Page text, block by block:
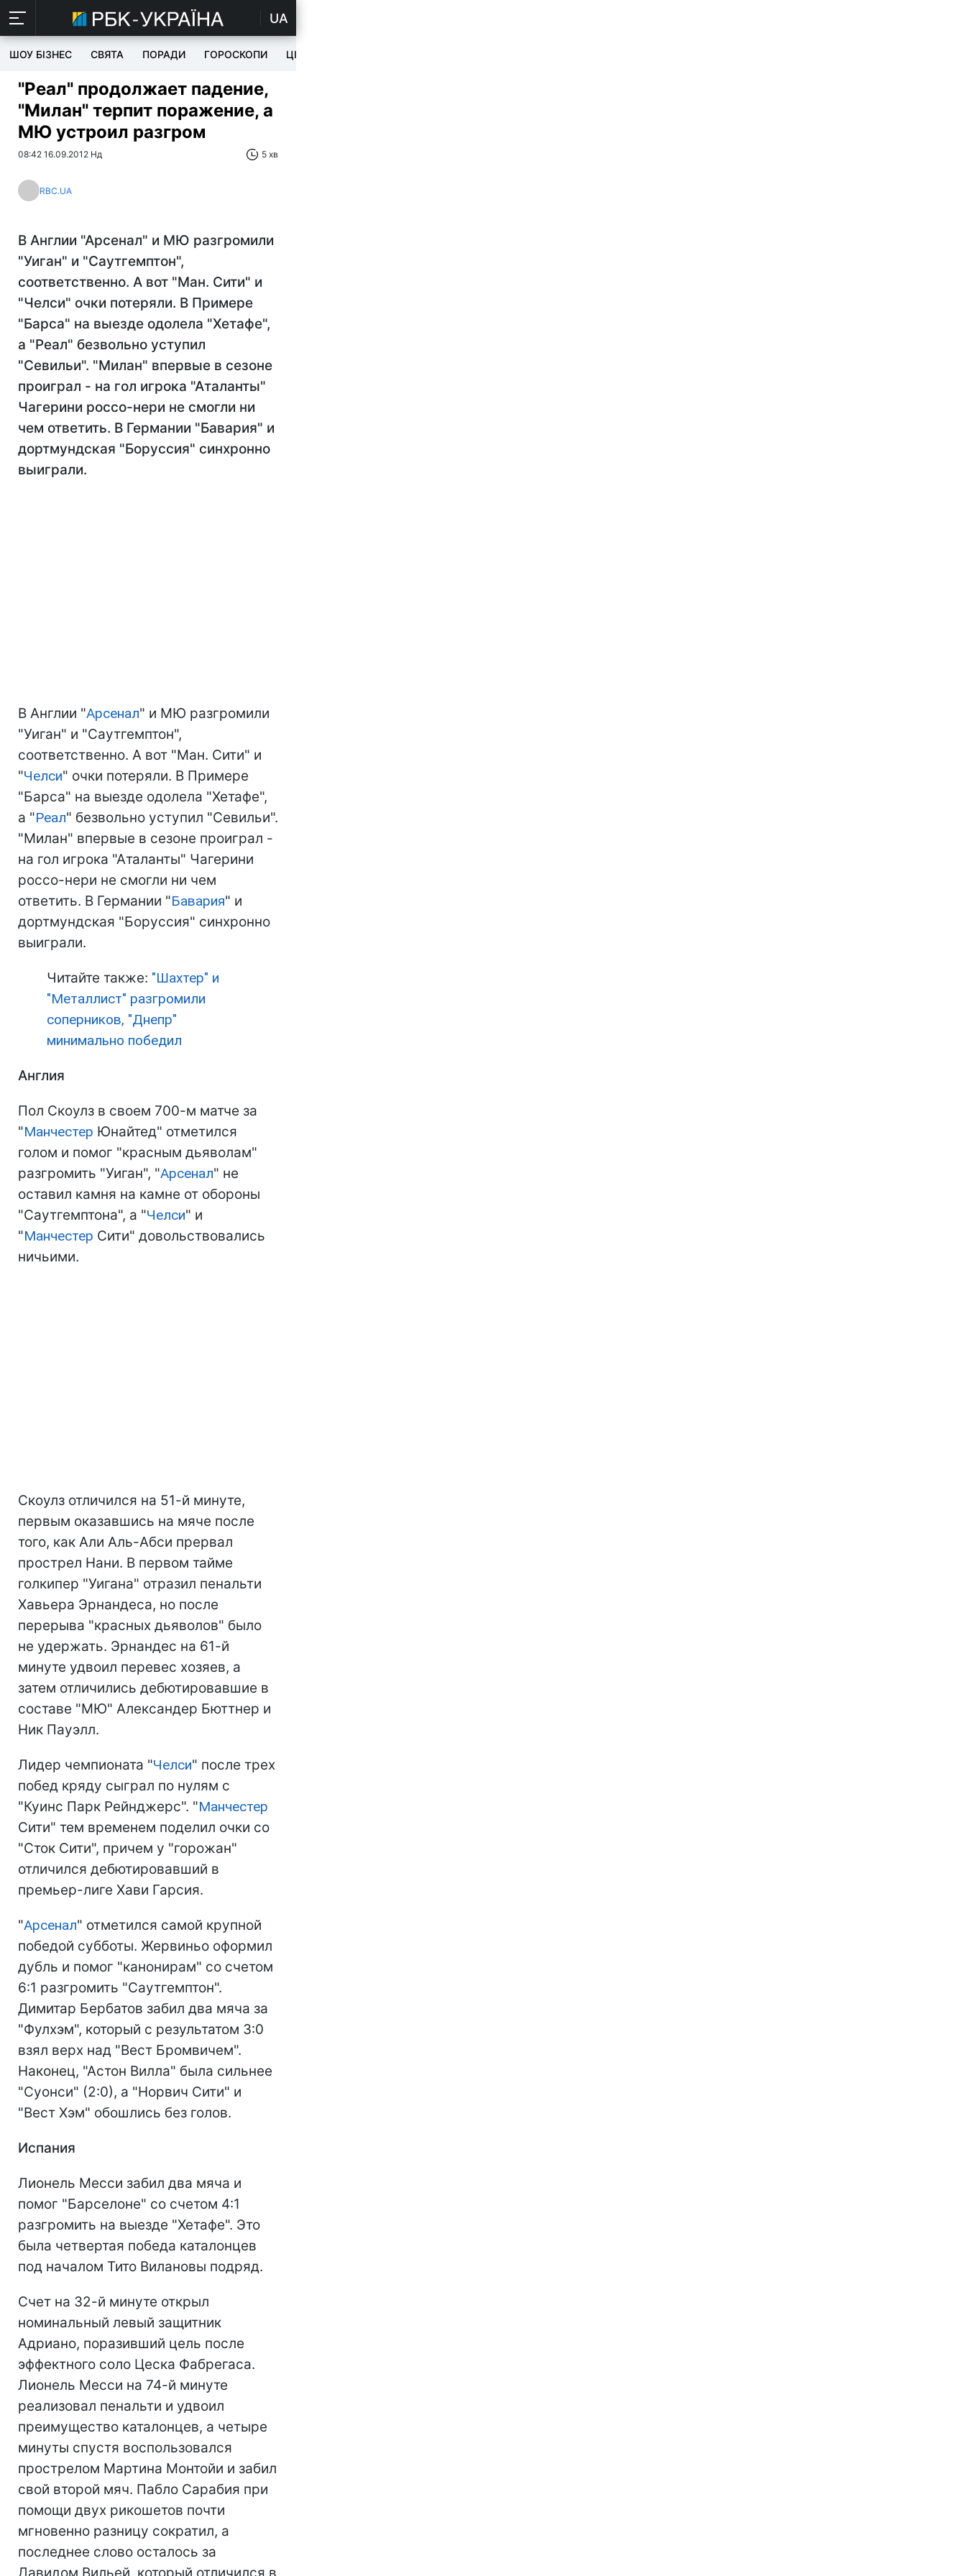
UA
ШОУ БІЗНЕС СВЯТА ПОРАДИ ГОРОСКОПИ ЦІКАВЕ
"Реал" продолжает падение,
"Милан" терпит поражение, а
МЮ устроил разгром
08:42 16.09.2012 Нд 5 хв
RBC.UA
В Англии "Арсенал" и МЮ разгромили
"Уиган" и "Саутгемптон",
соответственно. А вот "Ман. Сити" и
"Челси" очки потеряли. В Примере
"Барса" на выезде одолела "Хетафе",
а "Реал" безвольно уступил
"Севильи". "Милан" впервые в сезоне
проиграл - на гол игрока "Аталанты"
Чагерини россо-нери не смогли ни
чем ответить. В Германии "Бавария" и
дортмундская "Боруссия" синхронно
выиграли.
В Англии "Арсенал" и МЮ разгромили
"Уиган" и "Саутгемптон",
соответственно. А вот "Ман. Сити" и
"Челси" очки потеряли. В Примере
"Барса" на выезде одолела "Хетафе",
а "Реал" безвольно уступил "Севильи".
"Милан" впервые в сезоне проиграл -
на гол игрока "Аталанты" Чагерини
россо-нери не смогли ни чем
ответить. В Германии "Бавария" и
дортмундская "Боруссия" синхронно
выиграли.
Читайте также: "Шахтер" и
"Металлист" разгромили
соперников, "Днепр"
минимально победил
Англия
Пол Скоулз в своем 700-м матче за
"Манчестер Юнайтед" отметился
голом и помог "красным дьяволам"
разгромить "Уиган", "Арсенал" не
оставил камня на камне от обороны
"Саутгемптона", а "Челси" и
"Манчестер Сити" довольствовались
ничьими.
Скоулз отличился на 51-й минуте,
первым оказавшись на мяче после
того, как Али Аль-Абси прервал
прострел Нани. В первом тайме
голкипер "Уигана" отразил пенальти
Хавьера Эрнандеса, но после
перерыва "красных дьяволов" было
не удержать. Эрнандес на 61-й
минуте удвоил перевес хозяев, а
затем отличились дебютировавшие в
составе "МЮ" Александер Бюттнер и
Ник Пауэлл.
Лидер чемпионата "Челси" после трех
побед кряду сыграл по нулям с
"Куинс Парк Рейнджерс". "Манчестер
Сити" тем временем поделил очки со
"Сток Сити", причем у "горожан"
отличился дебютировавший в
премьер-лиге Хави Гарсия.
"Арсенал" отметился самой крупной
победой субботы. Жервиньо оформил
дубль и помог "канонирам" со счетом
6:1 разгромить "Саутгемптон".
Димитар Бербатов забил два мяча за
"Фулхэм", который с результатом 3:0
взял верх над "Вест Бромвичем".
Наконец, "Астон Вилла" была сильнее
"Суонси" (2:0), а "Норвич Сити" и
"Вест Хэм" обошлись без голов.
Испания
Лионель Месси забил два мяча и
помог "Барселоне" со счетом 4:1
разгромить на выезде "Хетафе". Это
была четвертая победа каталонцев
под началом Тито Вилановы подряд.
Счет на 32-й минуте открыл
номинальный левый защитник
Адриано, поразивший цель после
эффектного соло Цеска Фабрегаса.
Лионель Месси на 74-й минуте
реализовал пенальти и удвоил
преимущество каталонцев, а четыре
минуты спустя воспользовался
прострелом Мартина Монтойи и забил
свой второй мяч. Пабло Сарабия при
помощи двух рикошетов почти
мгновенно разницу сократил, а
последнее слово осталось за